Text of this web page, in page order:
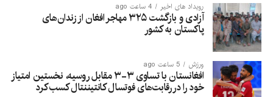
رویداد های اخیر 4 ساعت ago
آزادی و بازگشت ۳۲۵ مهاجر افغان از زندان‌های
پاکستان به کشور
ورزش 5 ساعت ago
افغانستان با تساوی ۳-۳ مقابل روسیه، نخستین امتیاز
خود را در رقابت‌های فوتسال کانتیننتال کسب کرد